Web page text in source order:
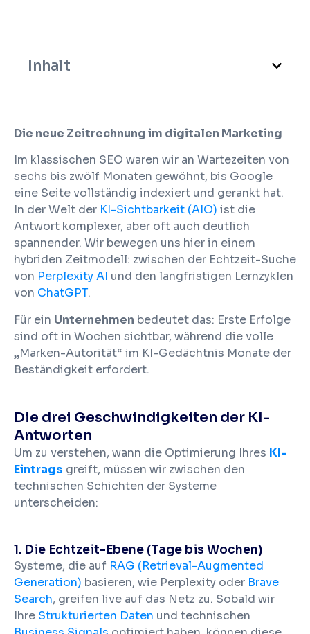
Inhalt
Die neue Zeitrechnung im digitalen Marketing
Im klassischen SEO waren wir an Wartezeiten von
sechs bis zwölf Monaten gewöhnt, bis Google
eine Seite vollständig indexiert und gerankt hat.
In der Welt der KI-Sichtbarkeit (AIO) ist die
Antwort komplexer, aber oft auch deutlich
spannender. Wir bewegen uns hier in einem
hybriden Zeitmodell: zwischen der Echtzeit-Suche
von Perplexity AI und den langfristigen Lernzyklen
von ChatGPT.
Für ein Unternehmen bedeutet das: Erste Erfolge
sind oft in Wochen sichtbar, während die volle
„Marken-Autorität“ im KI-Gedächtnis Monate der
Beständigkeit erfordert.
Die drei Geschwindigkeiten der KI-
Antworten
Um zu verstehen, wann die Optimierung Ihres KI-
Eintrags greift, müssen wir zwischen den
technischen Schichten der Systeme
unterscheiden:
1. Die Echtzeit-Ebene (Tage bis Wochen)
Systeme, die auf RAG (Retrieval-Augmented
Generation) basieren, wie Perplexity oder Brave
Search, greifen live auf das Netz zu. Sobald wir
Ihre Strukturierten Daten und technischen